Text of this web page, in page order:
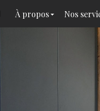
À propos Nos